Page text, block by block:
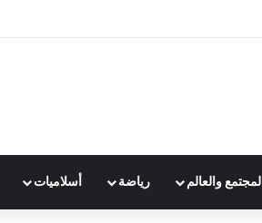
المجتمع والعالم رياضة أسلاميات